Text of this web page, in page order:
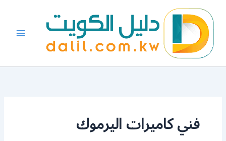
المحتوى
فني كاميرات اليرموك